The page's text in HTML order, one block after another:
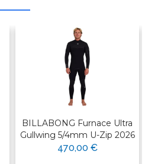
BILLABONG Furnace Ultra
Gullwing 5/4mm U-Zip 2026
470,00 €